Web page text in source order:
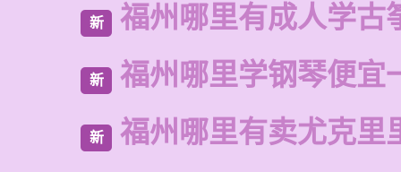
新 福州哪里有成人学古
新 福州哪里学钢琴便宜
新 福州哪里有卖尤克里